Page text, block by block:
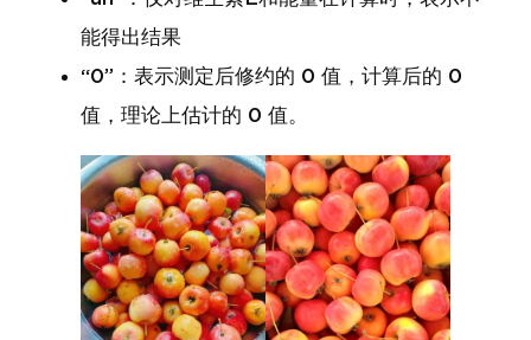
能得出结果
“0”：表示测定后修约的 0 值，计算后的 0
值，理论上估计的 0 值。